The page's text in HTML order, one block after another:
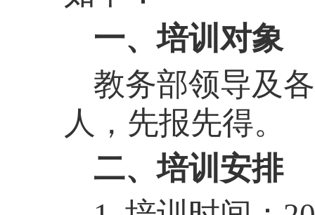
一、培训对象
教务部领导及
人 ，先报先得。
二、培训安排